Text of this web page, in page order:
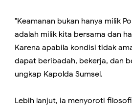
​"Keamanan bukan hanya milik
adalah milik kita bersama dan
Karena apabila kondisi tidak
dapat beribadah, bekerja, dan
ungkap Kapolda Sumsel.
​Lebih lanjut, ia menyoroti